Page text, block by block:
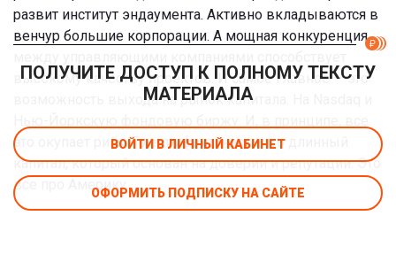
развит институт эндаумента. Активно вкладываются в
венчур большие корпорации. А мощная конкуренция
высокому качеству проектов. И самое главное — это
возможность выхода на рынок капитала. На Nasdaq и
это окупает риск. То есть фактически это длинный
капитал, который основан на доверии и репутации. Это
все про Америку.
ПОЛУЧИТЕ ДОСТУП К ПОЛНОМУ ТЕКСТУ
МАТЕРИАЛА
ВОЙТИ В ЛИЧНЫЙ КАБИНЕТ
ОФОРМИТЬ ПОДПИСКУ НА САЙТЕ